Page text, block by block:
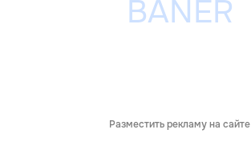
Разместить рекламу на сайте